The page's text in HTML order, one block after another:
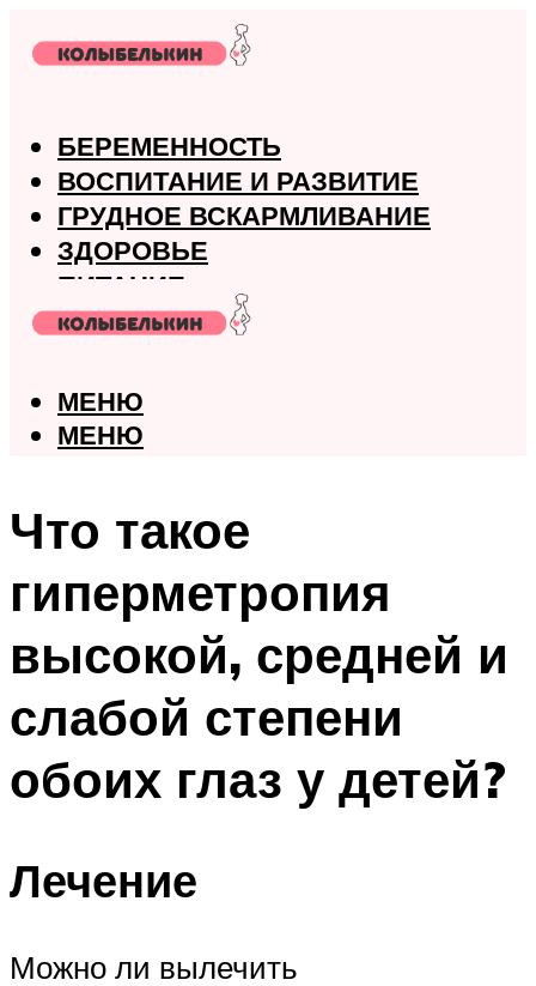
БЕРЕМЕННОСТЬ
ВОСПИТАНИЕ И РАЗВИТИЕ
ГРУДНОЕ ВСКАРМЛИВАНИЕ
ЗДОРОВЬЕ
ПИТАНИЕ
РОДЫ
МЕНЮ
МЕНЮ
Что такое
гиперметропия
высокой, средней и
слабой степени
обоих глаз у детей?
Лечение
Можно ли вылечить